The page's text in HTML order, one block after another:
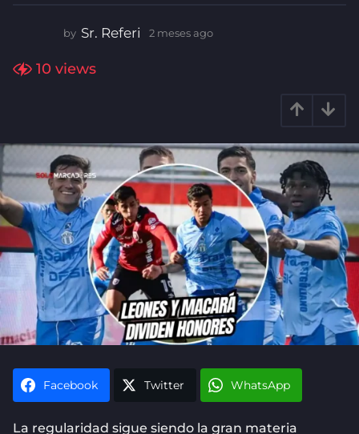
s
by Sr. Referi 2 meses ago
o
10 views
Facebook Twitter WhatsApp
La regularidad sigue siendo la gran materia